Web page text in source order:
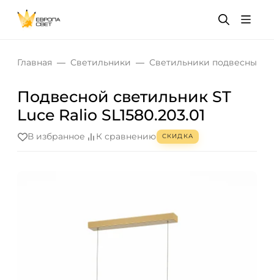
Главная Светильники Светильники подвесные
Подвесной светильник ST
Luce Ralio SL1580.203.01
В избранное К сравнению СКИДКА